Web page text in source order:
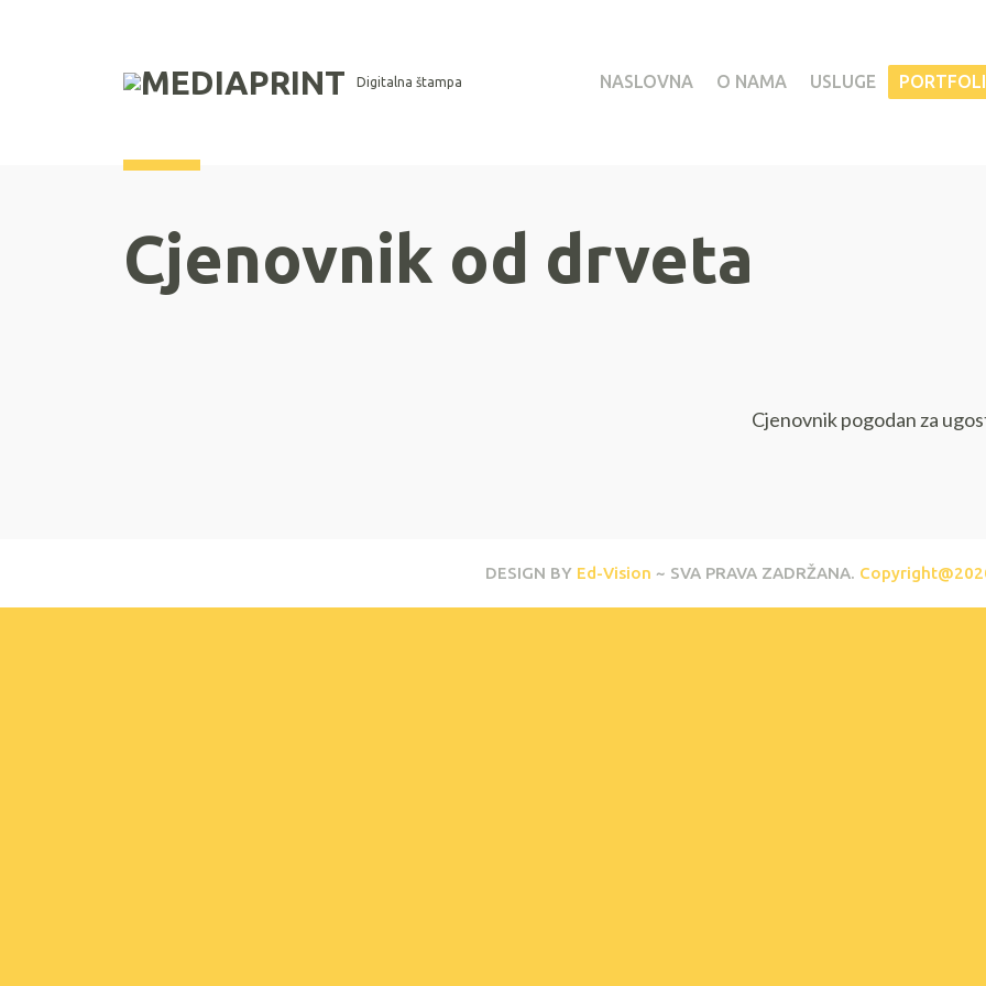
Digitalna štampa NASLOVNA O NAMA USLUGE
Cjenovnik od drveta
Cjenovnik pogodan za
DESIGN BY Ed-Vision ~ SVA PRAVA ZADRŽANA.